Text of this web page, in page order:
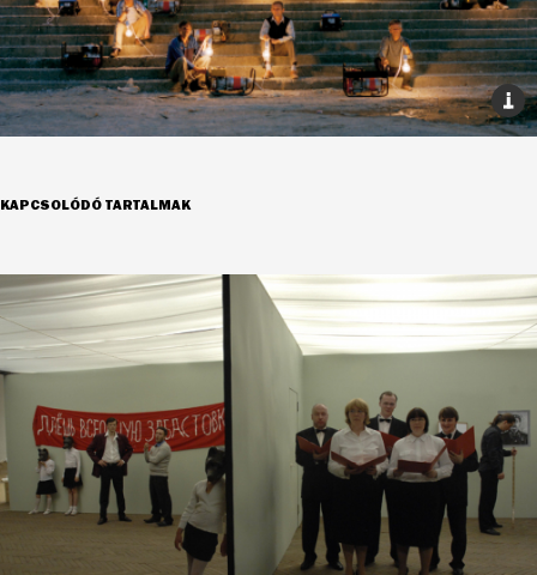
KAPCSOLÓDÓ TARTALMAK